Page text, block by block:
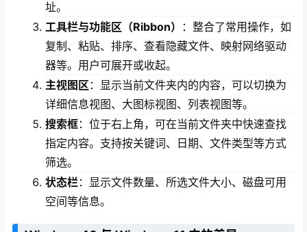
址。
工具栏与功能区（Ribbon）
：整合了常用操作，如
复制、粘贴、排序、查看隐藏文件、映射网络驱动
器等。用户可展开或收起。
主视图区 ：显示当前文件夹内的内容，可以切换为
详细信息视图、大图标视图、列表视图等。
搜索框：位于右上角，可在当前文件夹中快速查找
指定内容。支持按关键词、日期、文件类型等方式
筛选。
状态栏 ：显示文件数量、所选文件大小、磁盘可用
空间等信息。